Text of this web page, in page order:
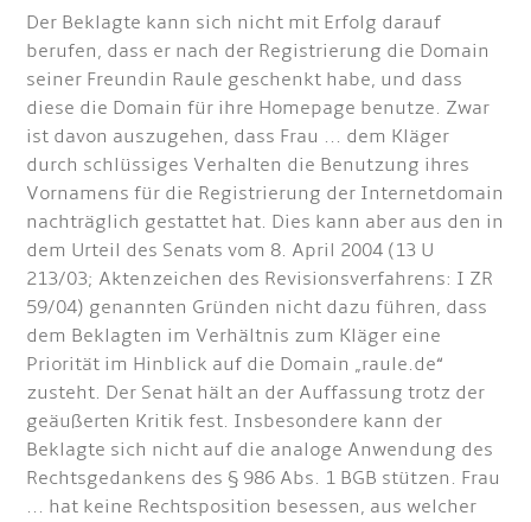
Der Beklagte kann sich nicht mit Erfolg darauf
berufen, dass er nach der Registrierung die Domain
seiner Freundin Raule geschenkt habe, und dass
diese die Domain für ihre Homepage benutze. Zwar
ist davon auszugehen, dass Frau ... dem Kläger
durch schlüssiges Verhalten die Benutzung ihres
Vornamens für die Registrierung der Internetdomain
nachträglich gestattet hat. Dies kann aber aus den in
dem Urteil des Senats vom 8. April 2004 (13 U
213/03; Aktenzeichen des Revisionsverfahrens: I ZR
59/04) genannten Gründen nicht dazu führen, dass
dem Beklagten im Verhältnis zum Kläger eine
Priorität im Hinblick auf die Domain „raule.de“
zusteht. Der Senat hält an der Auffassung trotz der
geäußerten Kritik fest. Insbesondere kann der
Beklagte sich nicht auf die analoge Anwendung des
Rechtsgedankens des § 986 Abs. 1 BGB stützen. Frau
... hat keine Rechtsposition besessen, aus welcher